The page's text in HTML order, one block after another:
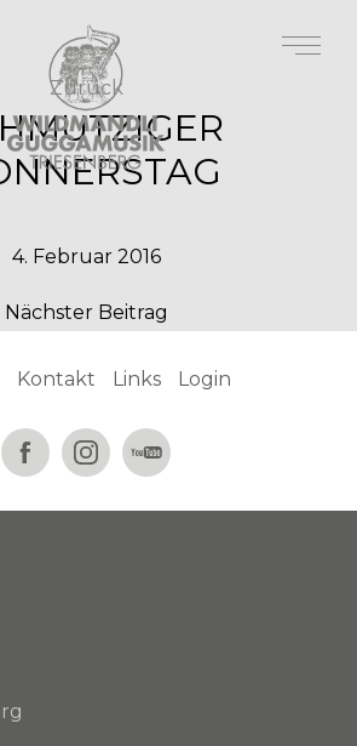
Zurück
4. Februar 2016
Nächster Beitrag
Kontakt Links Login